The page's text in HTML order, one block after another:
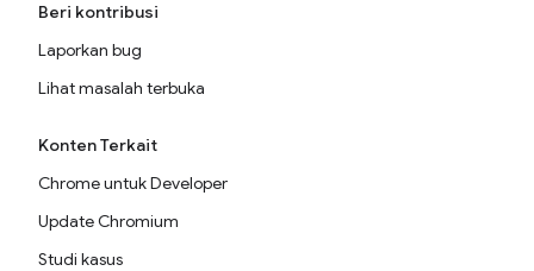
Beri kontribusi
Laporkan bug
Lihat masalah terbuka
Konten Terkait
Chrome untuk Developer
Update Chromium
Studi kasus